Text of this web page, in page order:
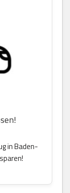
in Baden-